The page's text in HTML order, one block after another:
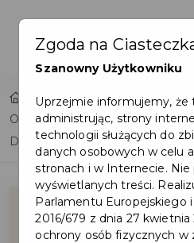
Home
Lista aktualności
Organizacja ruchu drogowego -
Dzień Zaduszny
Zgoda na
Szanowny Użytkowniku
Uprzejmie informujemy, że
administrując, strony
technologii służących do
danych osobowych w celu
stronach i w Internecie. Nie
wyświetlanych treści.
Parlamentu Europejskiego
2016/679 z dnia 27 kwietnia
ochrony osób fizycznych w